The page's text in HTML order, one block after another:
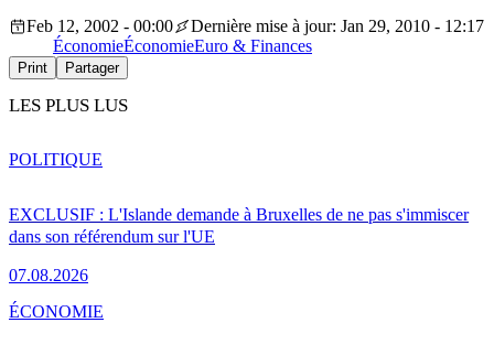
Feb 12, 2002 - 00:00
Dernière mise à jour: Jan 29, 2010 - 12:17
ÉconomieÉconomieEuro & Finances
Print Partager
LES PLUS LUS
EXCLUSIF : L'Islande demande à Bruxelles de ne pas s'immiscer
dans son référendum sur l'UE
07.08.2026
POLITIQUE
ÉCONOMIE